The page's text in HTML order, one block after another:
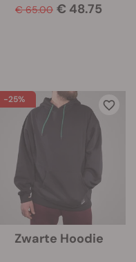
€ 65.00 € 48.75
-25%
Zwarte Hoodie